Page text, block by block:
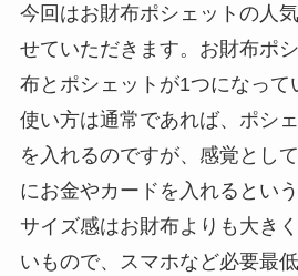
今回はお財布ポシェットの人
せていただきます。お財布ポ
布とポシェットが1つになって
使い方は通常であれば、ポシ
を入れるのですが、感覚とし
にお金やカードを入れるという
サイズ感はお財布よりも大き
いもので、スマホなど必要最